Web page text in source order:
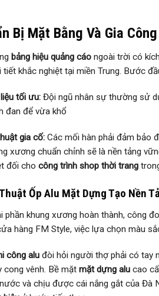
Bị Mặt Bằng Và Gia
bảng hiệu quảng cáo ngoài trời có
tiết khắc nghiệt tại miền Trung. Bước
tối ưu:Đội ngũ nhân sự thường sử
đan để vừa khổ
gia cố:Các mối hàn phải đảm bảo
xương chuẩn chỉnh sẽ là nền tảng
đối cho công trình shop thời trang
Ốp Alu Mặt Dựng Tạo Nền
phần khung xương hoàn thành, công
hàng FM Style, việc lựa chọn màu
công alu đòi hỏi người thợ phải có tay
cong vênh. Bề mặt mặt dựng alu cao
và chịu được cái nắng gắt của Đà